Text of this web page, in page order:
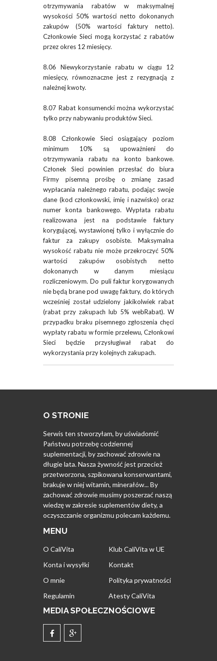
otrzymywania rabatów w maksymalnej
wysokości 50% wartości netto dokonanych
zakupów (50% wartości faktury netto).
Członkowie Sieci mogą korzystać z rabatów
przez okres 12 miesięcy.
8.06 Niewykorzystanie rabatu w ciągu 12
miesięcy, równoznaczne jest z rezygnacją z
należnej kwoty.
8.07 Rabat konsumencki można wykorzystać
tylko przy nabywaniu produktów Sieci.
8.08 Członkowie Sieci osiągający poziom
minimum 10% są upoważnieni do
otrzymywania rabatu na konto bankowe.
Członek Sieci powinien przesłać do biura
Firmy pisemną prośbę o zmianę zasad
wypłacania należnego rabatu, podając swoje
dane (kod członkowski, imię i nazwisko) oraz
numer konta bankowego. Wypłata rabatu
realizowana jest na podstawie faktury
korygującej, wystawionej tylko i wyłącznie do
faktur za zakupy osobiste. Maksymalna
wysokość rabatu nie może przekroczyć 50%
wartości zakupów osobistych netto
dokonanych w danym miesiącu
rozliczeniowym. Do puli faktur korygowanych
nie będą brane pod uwagę faktury, do których
wcześniej został udzielony jakikolwiek rabat
(rabat przy zakupach lub 5% webRabat). W
przypadku braku pisemnego zgłoszenia chęci
wypłaty rabatu w formie przelewu, Członkowi
Sieci będzie przysługiwał rabat do
wykorzystania przy kolejnych zakupach.
O STRONIE
Serwis ten stworzyłam, by uświadomić
Państwu potrzebę codziennej
suplementacji, by zachować zdrowie na
długie lata. Nasza żywność jest przecież
przetworzona, szpikowana konserwantami,
brakuje w niej witamin, minerałów... By
zachować zdrowie musimy poszerzać naszą
wiedzę w zakresie suplementów diety, a
oczyszczanie organizmu polecam każdemu.
MENU
O CaliVita
Klub CaliVita w UE
Konta i wysyłki
Kontakt
O mnie
Polityka prywatności
Regulamin
Atesty CaliVita
MEDIA SPOŁECZNOŚCIOWE